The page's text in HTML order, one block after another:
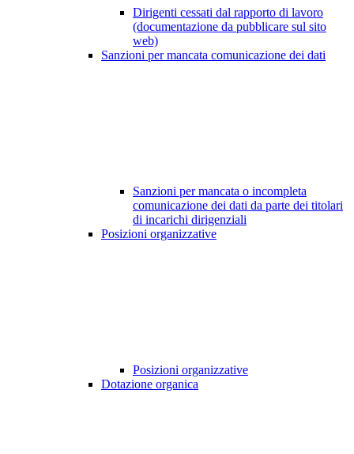
Dirigenti cessati dal rapporto di lavoro
(documentazione da pubblicare sul sito
web)
Sanzioni per mancata comunicazione dei dati
Sanzioni per mancata o incompleta
comunicazione dei dati da parte dei titolari
di incarichi dirigenziali
Posizioni organizzative
Posizioni organizzative
Dotazione organica